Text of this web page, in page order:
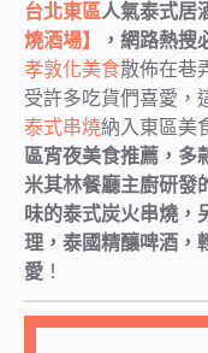
台北東區人氣泰式居
燒酒場】
，網路熱搜
孝敦化美食散佈在巷
受許多吃貨們喜愛，
泰式串燒納入東區美
區宵夜美食推薦，多
米其林餐廳主廚研發
味的泰式炭火串燒，
理，泰國精釀啤酒，
愛 ！